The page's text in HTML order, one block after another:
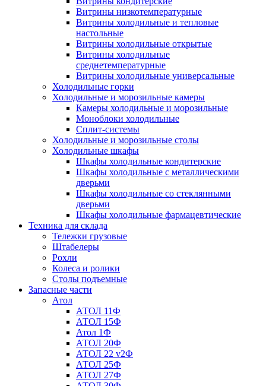
Витрины низкотемпературные
Витрины холодильные и тепловые
настольные
Витрины холодильные открытые
Витрины холодильные
среднетемпературные
Витрины холодильные универсальные
Холодильные горки
Холодильные и морозильные камеры
Камеры холодильные и морозильные
Моноблоки холодильные
Сплит-системы
Холодильные и морозильные столы
Холодильные шкафы
Шкафы холодильные кондитерские
Шкафы холодильные с металлическими
дверьми
Шкафы холодильные со стеклянными
дверьми
Шкафы холодильные фармацевтические
Техника для склада
Тележки грузовые
Штабелеры
Рохли
Колеса и ролики
Столы подъемные
Запасные части
Атол
АТОЛ 11Ф
АТОЛ 15Ф
Атол 1Ф
АТОЛ 20Ф
АТОЛ 22 v2Ф
АТОЛ 25Ф
АТОЛ 27Ф